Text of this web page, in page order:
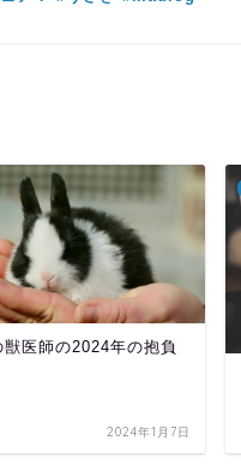
獣医師の2024年の抱負
2024年1月7日